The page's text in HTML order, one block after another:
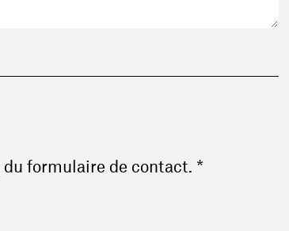
(ouvre une nouvelle fenêtre)
du formulaire de contact. *